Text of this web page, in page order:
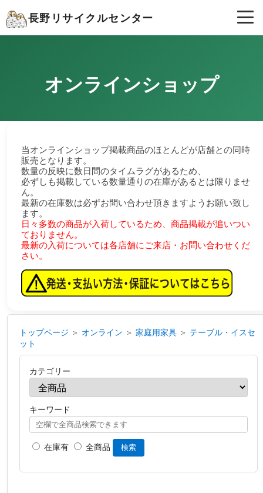
長野リサイクルセンター
オンラインショップ
当オンラインショップ掲載商品のほとんどが店舗との同時
販売となります。
数量の反映に数日間のタイムラグがあるため、
必ずしも掲載している数量通りの在庫があるとは限りませ
ん。
最新の在庫数は必ずお問い合わせ頂きますようお願い致し
ます。
日々多数の商品が入荷しているため、商品掲載が追いつい
ておりません。
最新の入荷については各店舗にご来店・お問い合わせくだ
さい。
トップページ ＞ オンライン ＞ 家庭用家具 ＞ テーブル・イスセ
ット
カテゴリー
キーワード
在庫有 全商品 検索